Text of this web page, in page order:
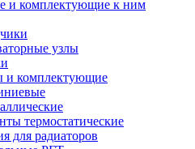
и комплектующие к ним
узлы
и комплектующие
термостатические
для радиаторов